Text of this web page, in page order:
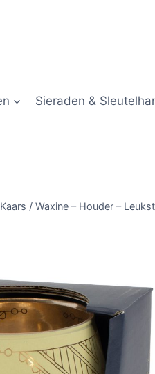
Sieraden &
/ Waxine – Houder –